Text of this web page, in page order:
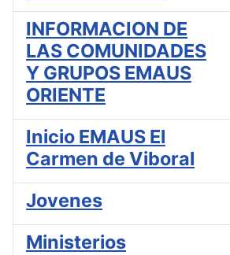
INFORMACION DE
LAS COMUNIDADES
Y GRUPOS EMAUS
ORIENTE
Inicio EMAUS El
Carmen de Viboral
Jovenes
Ministerios